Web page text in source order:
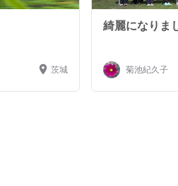
茨城
綺麗になりま
菊池紀久子